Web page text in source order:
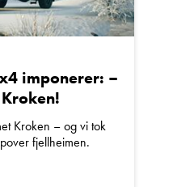
Lund
imponerer: –
Kroken – og vi tok
fjellheimen.